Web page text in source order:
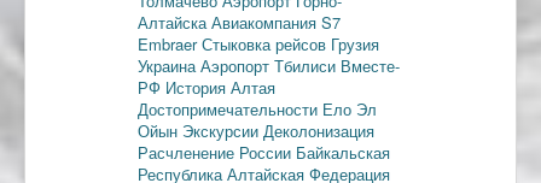
Алтайска Авиакомпания S7
EmbraerСтыковка рейсов Грузия
Украина Аэропорт Тбилиси Вместе-
РФ История Алтая
Достопримечательности Ело Эл
Ойын Экскурсии Деколонизация
Расчленение России Байкальская
Республика Алтайская Федерация